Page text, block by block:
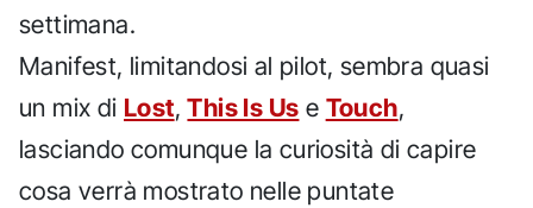
settimana.
Manifest, limitandosi al pilot, sembra quasi
un mix di Lost,This Is Us e Touch,
lasciando comunque la curiosità di capire
cosa verrà mostrato nelle puntate